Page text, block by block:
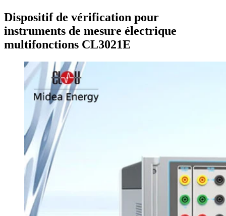
Dispositif de vérification pour
instruments de mesure électrique
multifonctions CL3021E